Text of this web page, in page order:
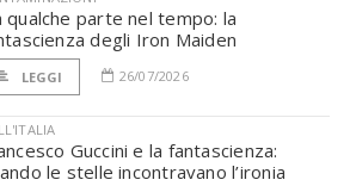
qualche parte nel tempo: la
degli Iron Maiden
LEGGI 26/07/2026
Guccini e la fantascienza:
le stelle incontravano l’ironia